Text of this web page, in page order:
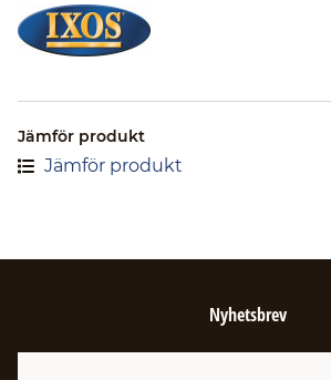
Jämför produkt
Jämför produkt
Nyhetsbrev